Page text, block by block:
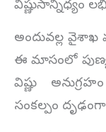
విష్ణుసాన్నిధ్యం
అందువల్ల వైశాఖ
ఈ మాసంలో
విష్ణు
సంకల్పం